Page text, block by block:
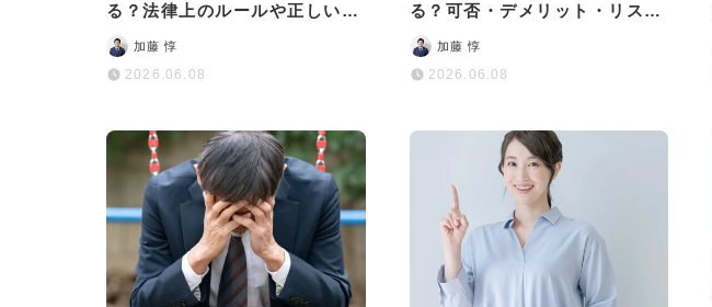
る？法律上のルールや正しい対
処法をわかりやすく解説
加藤 惇
2026.06.08
る？可否・デメリット・リスク
を徹底解説
加藤 惇
2026.06.08